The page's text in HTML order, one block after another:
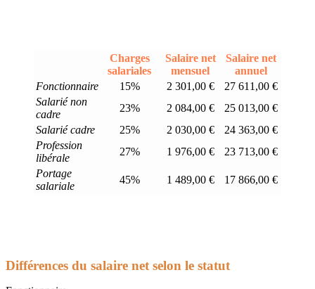
Charges
salariales
Salaire net
mensuel
Salaire net
annuel
Fonctionnaire
15% 2 301,00 €
27 611,00 €
Salarié non
cadre
23% 2 084,00 €
25 013,00 €
Salarié cadre
25% 2 030,00 €
24 363,00 €
Profession
libérale
27% 1 976,00 €
23 713,00 €
Portage
salariale
45% 1 489,00 € 17 866,00 €
Différences du salaire net selon le statut